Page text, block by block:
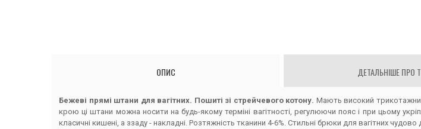
ОПИС ДЕТАЛЬНІШЕ ПРО
Бежеві прямі штани для вагітних. Пошиті зі стрейчевого котону. Мають високий
крою ці штани можна носити на будь-якому терміні вагітності, регулюючи пояс і при цьому
класичні кишені, а ззаду - накладні. Розтяжність тканини 4-6%. Стильні брюки для вагітних